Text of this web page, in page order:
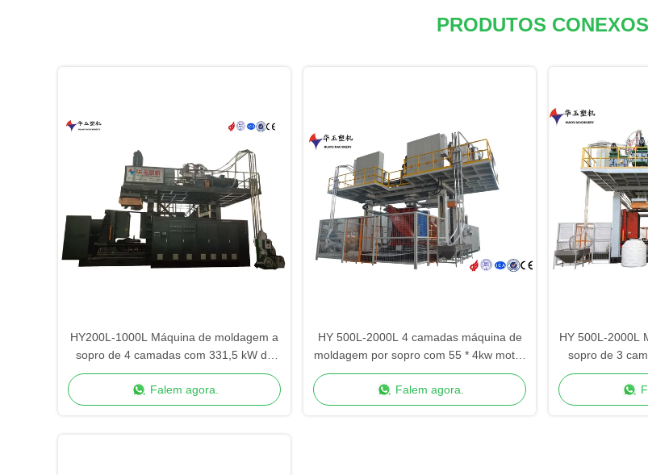
PRODUTOS CONEXOS
HY200L-1000L Máquina de moldagem a
sopro de 4 camadas com 331,5 kW de
potência total para grande contentor
Falem agora.
HY 500L-2000L 4 camadas máquina de
moldagem por sopro com 55 * 4kw motor
de extrusão
Falem agora.
HY 500L-2000L
sopro de 3